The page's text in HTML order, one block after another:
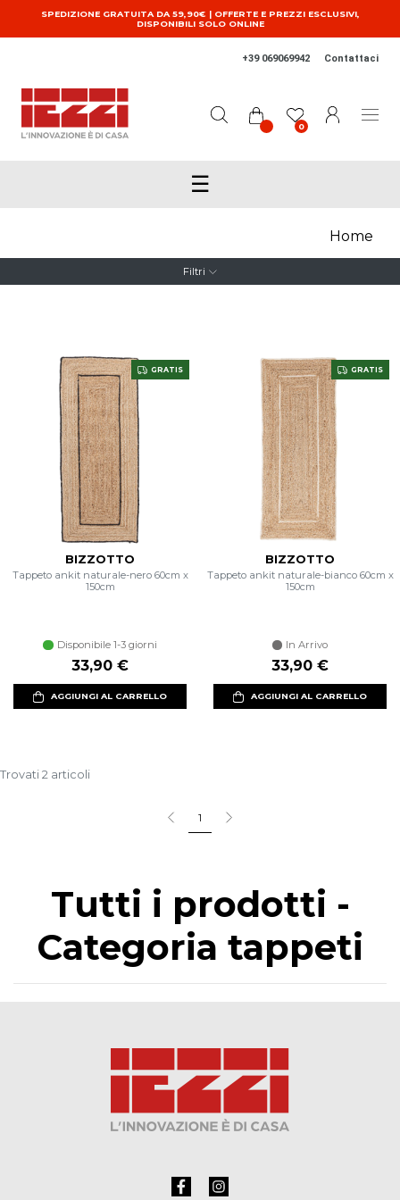
Salta al contenuto principale
SPEDIZIONE GRATUITA DA 59,90€ | OFFERTE E PREZZI ESCLUSIVI,
DISPONIBILI SOLO ONLINE
+39 069069942 Contattaci
0
☰
Home
Filtri
GRATIS
BIZZOTTO
Tappeto ankit naturale-nero 60cm x
150cm
Disponibile 1-3 giorni
33,90 €
AGGIUNGI AL CARRELLO
GRATIS
BIZZOTTO
Tappeto ankit naturale-bianco 60cm x
150cm
In Arrivo
33,90 €
AGGIUNGI AL CARRELLO
Trovati 2 articoli
1
Tutti i prodotti -
Categoria tappeti